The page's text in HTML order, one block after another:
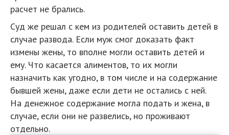
расчет не брались.
Суд же решал с кем из родителей оставить детей в
случае развода. Если муж смог доказать факт
измены жены, то вполне могли оставить детей и
ему. Что касается алиментов, то их могли
назначить как угодно, в том числе и на содержание
бывшей жены, даже если дети не остались с ней.
На денежное содержание могла подать и жена, в
случае, если они не развелись, но проживают
отдельно.